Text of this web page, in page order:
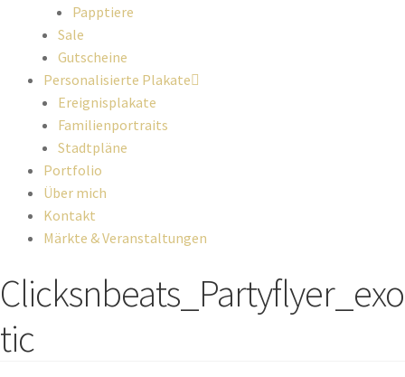
Papptiere
Sale
Gutscheine
Personalisierte Plakate
Ereignisplakate
Familienportraits
Stadtpläne
Portfolio
Über mich
Kontakt
Märkte & Veranstaltungen
Clicksnbeats_Partyflyer_exo
tic